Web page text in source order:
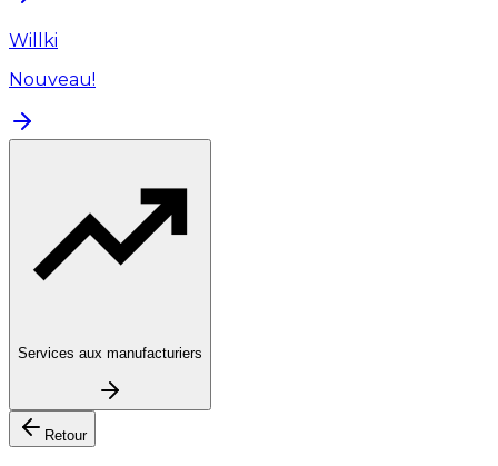
Willki
Nouveau!
Services aux manufacturiers
Retour